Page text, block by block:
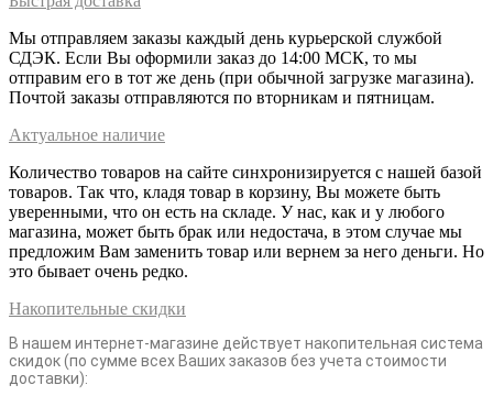
Мы отправляем заказы каждый день курьерской службой
СДЭК. Если Вы оформили заказ до 14:00 МСК, то мы
отправим его в тот же день (при обычной загрузке магазина).
Почтой заказы отправляются по вторникам и пятницам.
Актуальное наличие
Количество товаров на сайте синхронизируется с нашей базой
товаров. Так что, кладя товар в корзину, Вы можете быть
уверенными, что он есть на складе. У нас, как и у любого
магазина, может быть брак или недостача, в этом случае мы
предложим Вам заменить товар или вернем за него деньги. Но
это бывает очень редко.
Накопительные скидки
В нашем интернет-магазине действует накопительная система
скидок (по сумме всех Ваших заказов без учета стоимости
доставки):